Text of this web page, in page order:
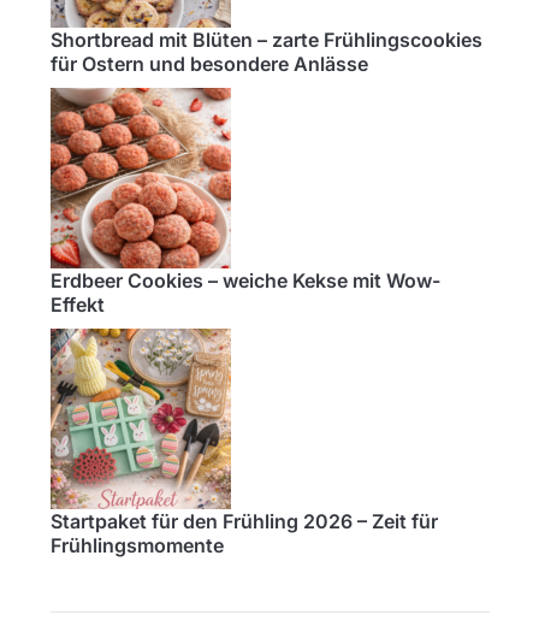
Shortbread mit Blüten – zarte Frühlingscookies
für Ostern und besondere Anlässe
Erdbeer Cookies – weiche Kekse mit Wow-
Effekt
Startpaket für den Frühling 2026 – Zeit für
Frühlingsmomente